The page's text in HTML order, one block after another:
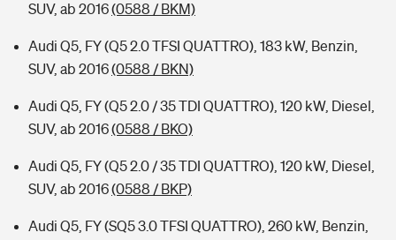
SUV, ab 2016(0588 / BKM)
Audi Q5, FY (Q5 2.0 TFSI QUATTRO), 183 kW, Benzin,
SUV, ab 2016(0588 / BKN)
Audi Q5, FY (Q5 2.0 / 35 TDI QUATTRO), 120 kW, Diesel,
SUV, ab 2016(0588 / BKO)
Audi Q5, FY (Q5 2.0 / 35 TDI QUATTRO), 120 kW, Diesel,
SUV, ab 2016(0588 / BKP)
Audi Q5, FY (SQ5 3.0 TFSI QUATTRO), 260 kW, Benzin,